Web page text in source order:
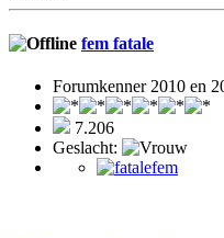
fem fatale
Forumkenner 2010 en
7.206
Geslacht: